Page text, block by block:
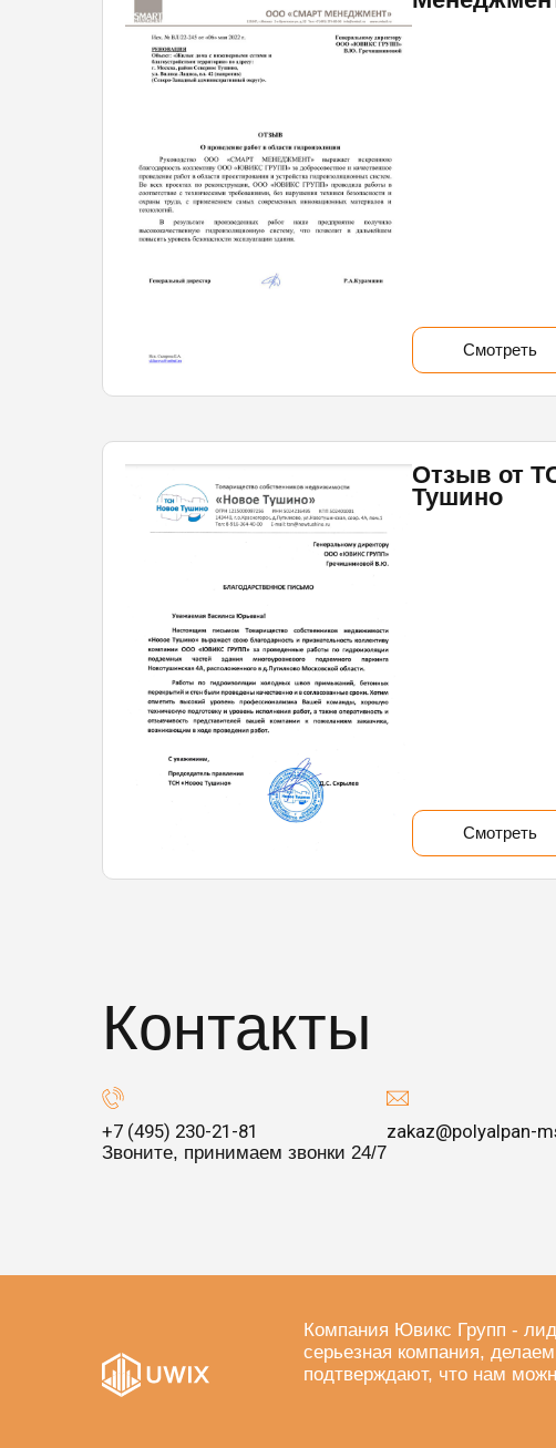
Смотреть
Отзыв от
Тушино
Смотреть
Контакты
+7 (495) 230-21-81
Звоните, принимаем звонки 24/7
zakaz@polyalpan-
Компания Ювикс Групп -
серьезная компания,
подтверждают, что нам